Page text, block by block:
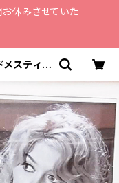
お休みさせていた
スティッ
リーン）
ランジェ
ョップ